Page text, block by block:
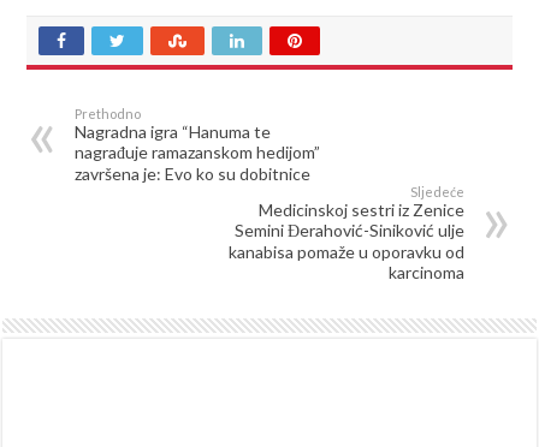
Prethodno
Nagradna igra “Hanuma te
nagrađuje ramazanskom hedijom”
završena je: Evo ko su dobitnice
Sljedeće
Medicinskoj sestri iz Zenice
Semini Đerahović-Siniković ulje
kanabisa pomaže u oporavku od
karcinoma